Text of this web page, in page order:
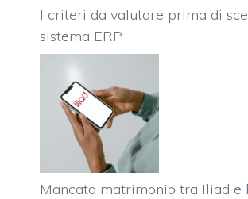
I criteri da valutare prima di
sistema ERP
Mancato matrimonio tra Iliad e